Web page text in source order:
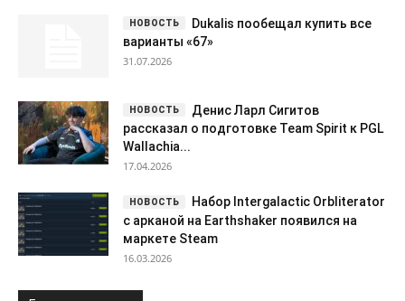
Dukalis пообещал купить все
варианты «67»
31.07.2026
Денис Ларл Сигитов
рассказал о подготовке Team Spirit к PGL
Wallachia...
17.04.2026
Набор Intergalactic Orbliterator
с арканой на Earthshaker появился на
маркете Steam
16.03.2026